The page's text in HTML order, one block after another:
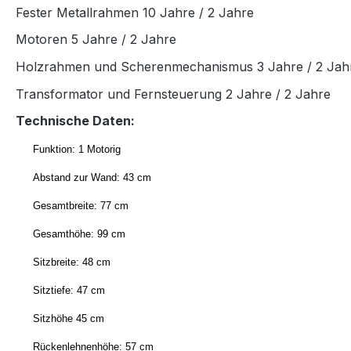
Fester Metallrahmen 10 Jahre / 2 Jahre
Motoren 5 Jahre / 2 Jahre
Holzrahmen und Scherenmechanismus 3 Jahre / 2
Transformator und Fernsteuerung 2 Jahre / 2 Jahre
Technische Daten:
Funktion: 1 Motorig
Abstand zur Wand: 43 cm
Gesamtbreite: 77 cm
Gesamthöhe: 99 cm
Sitzbreite: 48 cm
Sitztiefe: 47 cm
Sitzhöhe 45 cm
Rückenlehnenhöhe: 57 cm